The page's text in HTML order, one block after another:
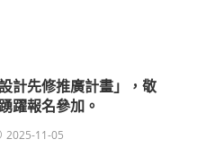
計先修推廣計畫」，敬
躍報名參加。
2025-11-05